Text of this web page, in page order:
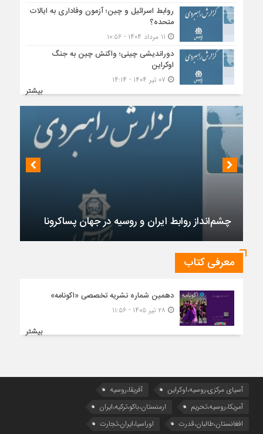
روابط اسرائیل و چین؛ آزمون وفاداری به ایالات
متحده؟
دوراندیشی چینی؛ واکنش چین به جنگ
اوکراین
بیشتر
چشم‌انداز روابط ایران و روسیه در جهان پساکرونا
معرفی کتاب
دهمین شماره نشریه تخصصی «اکونامه»
بیشتر
آسیای مرکزی،روسیه،اوکراین
آفریقا،روسیه
آمریکا،روسیه،تحریم
ارمنستان،باکو،ترکیه،ایران
افغانستان،طالبان،قدرت
اوراسیا،ایران،تجارت